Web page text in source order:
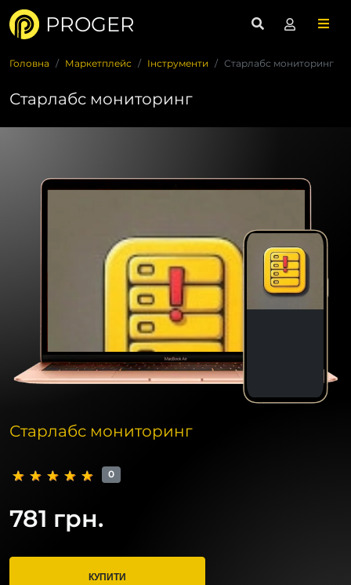
PROGER
Головна Маркетплейс Інструменти Старлабс мониторинг
Старлабс мониторинг
Старлабс мониторинг
0
781 грн.
КУПИТИ